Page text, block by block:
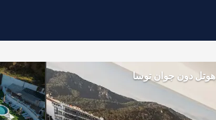
هوتل دون جوان توسا